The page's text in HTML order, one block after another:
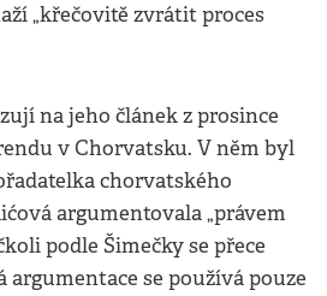
„křečovitě zvrátit proces
na jeho článek z prosince
v Chorvatsku. V něm byl
chorvatského
argumentovala „právem
podle Šimečky se přece
argumentace se používá pouze